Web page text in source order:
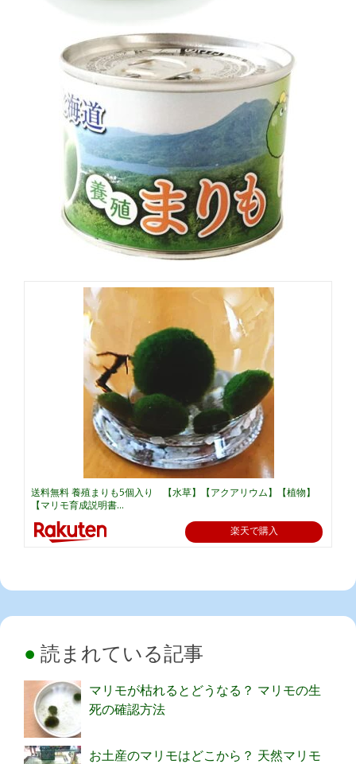
送料無料 養殖まりも5個入り 【水草】【アクアリウム】【植物】
【マリモ育成説明書...
楽天で購入
読まれている記事
マリモが枯れるとどうなる？ マリモの生
死の確認方法
お土産のマリモはどこから？ 天然マリモ